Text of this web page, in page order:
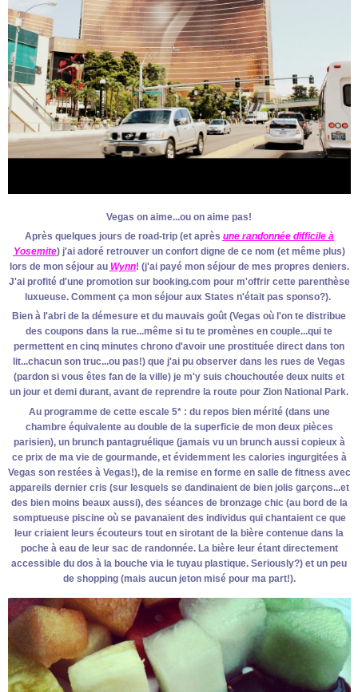
Vegas on aime...ou on aime pas!
Après quelques jours de road-trip (et après une randonnée difficile à
Yosemite) j'ai adoré retrouver un confort digne de ce nom (et même plus)
lors de mon séjour au Wynn! (j'ai payé mon séjour de mes propres deniers.
J'ai profité d'une promotion sur booking.com pour m'offrir cette parenthèse
luxueuse. Comment ça mon séjour aux States n'était pas sponso?).
Bien à l'abri de la démesure et du mauvais goût (Vegas où l'on te distribue
des coupons dans la rue...même si tu te promènes en couple...qui te
permettent en cinq minutes chrono d'avoir une prostituée direct dans ton
lit...chacun son truc...ou pas!) que j'ai pu observer dans les rues de Vegas
(pardon si vous êtes fan de la ville) je m'y suis chouchoutée deux nuits et
un jour et demi durant, avant de reprendre la route pour Zion National Park.
Au programme de cette escale 5* : du repos bien mérité (dans une
chambre équivalente au double de la superficie de mon deux pièces
parisien), un brunch pantagruélique (jamais vu un brunch aussi copieux à
ce prix de ma vie de gourmande, et évidemment les calories ingurgitées à
Vegas son restées à Vegas!), de la remise en forme en salle de fitness avec
appareils dernier cris (sur lesquels se dandinaient de bien jolis garçons...et
des bien moins beaux aussi), des séances de bronzage chic (au bord de la
somptueuse piscine où se pavanaient des individus qui chantaient ce que
leur criaient leurs écouteurs tout en sirotant de la bière contenue dans la
poche à eau de leur sac de randonnée. La bière leur étant directement
accessible du dos à la bouche via le tuyau plastique. Seriously?) et un peu
de shopping (mais aucun jeton misé pour ma part!).